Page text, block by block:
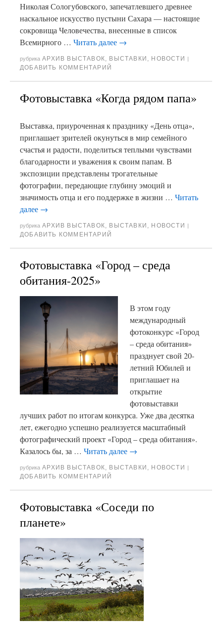
Николая Сологубовского, запечатлевшего древнее
наскальное искусство пустыни Сахара — настоящие
сокровища Человечества, внесенные в список
Всемирного … Читать далее →
рубрика АРХИВ ВЫСТАВОК, ВЫСТАВКИ , НОВОСТИ |
ДОБАВИТЬ КОММЕНТАРИЙ
Фотовыставка «Когда рядом папа»
Выставка, приуроченная к празднику «День отца»,
приглашает зрителей окунуться в мир семейного
счастья и радости, поделиться теплыми чувствами
благодарности и уважения к своим папам. В
экспозиции представлены трогательные
фотографии, передающие глубину эмоций и
значимость отца и его поддержке в жизни … Читать
далее →
рубрика АРХИВ ВЫСТАВОК, ВЫСТАВКИ , НОВОСТИ |
ДОБАВИТЬ КОММЕНТАРИЙ
Фотовыставка «Город – среда
обитания-2025»
В этом году
международный
фотоконкурс «Город
– среда обитания»
празднует свой 20-
летний Юбилей и
приглашает на
открытие
фотовыставки
лучших работ по итогам конкурса. Уже два десятка
лет, ежегодно успешно реализуется масштабный
фотографический проект «Город – среда обитания».
Казалось бы, за … Читать далее →
рубрика АРХИВ ВЫСТАВОК, ВЫСТАВКИ , НОВОСТИ |
ДОБАВИТЬ КОММЕНТАРИЙ
Фотовыставка «Соседи по
планете»